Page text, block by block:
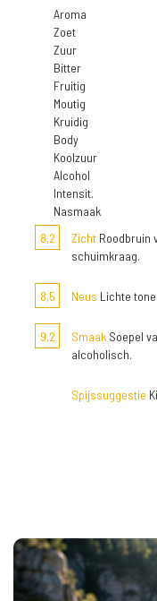
Aroma
Zoet
Zuur
Bitter
Fruitig
Moutig
Kruidig
Body
Koolzuur
Alcohol
Intensit.
Nasmaak
8,2
Zicht Roodbruin
schuimkraag.
8,5 Neus Lichte
9,2 Smaak Soepel
alcoholisch.
Spijssuggestie